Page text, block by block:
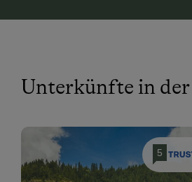
Unterkünfte in
5